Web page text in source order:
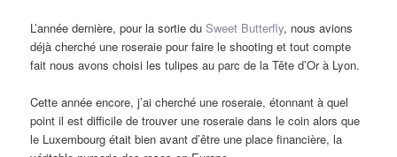
L’année dernière, pour la sortie duSweet Butterfly, nous avions
déjà cherché une roseraie pour faire le shooting et tout compte
fait nous avons choisi les tulipes au parc de la Tête d’Or à Lyon.
Cette année encore, j’ai cherché une roseraie, étonnant à quel
point il est difficile de trouver une roseraie dans le coin alors que
le Luxembourg était bien avant d’être une place financière, la